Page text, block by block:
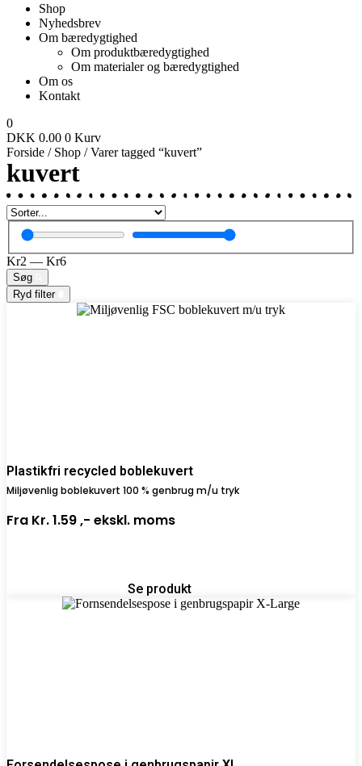
Shop
Nyhedsbrev
Om bæredygtighed
Om produktbæredygtighed
Om materialer og bæredygtighed
Om os
Kontakt
0
DKK 0.00 0 Kurv
Forside / Shop / Varer tagged “kuvert”
kuvert
Kr2 — Kr6
Søg
Ryd filter
Plastikfri recycled boblekuvert
Miljøvenlig boblekuvert 100 % genbrug m/u tryk
Fra Kr. 1.59 ,- ekskl. moms
Se produkt